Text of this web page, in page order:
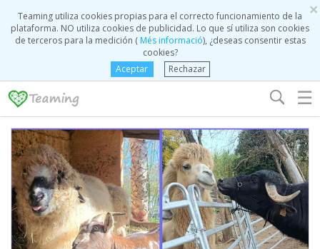
×
Teaming utiliza cookies propias para el correcto funcionamiento de la
plataforma. NO utiliza cookies de publicidad. Lo que sí utiliza son cookies
de terceros para la medición (Més informació), ¿deseas consentir estas
cookies?
Aceptar
Rechazar
☰